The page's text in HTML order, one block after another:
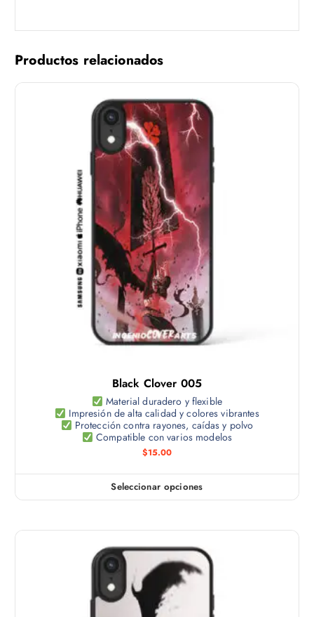
Productos relacionados
Black Clover 005
Material duradero y flexible
Impresión de alta calidad y colores vibrantes
Protección contra rayones, caídas y polvo
Compatible con varios modelos
$15.00
Seleccionar opciones
E
p
o
d